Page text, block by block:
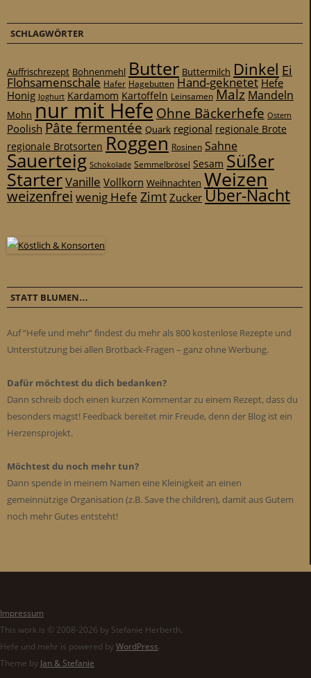
SCHLAGWÖRTER
Auffrischrezept Bohnenmehl Butter Buttermilch Dinkel Ei
Flohsamenschale Hafer Hagebutten Hand-geknetet Hefe
Honig Joghurt Kardamom Kartoffeln Leinsamen Malz Mandeln
Mohn nur mit Hefe Ohne Bäckerhefe Ostern
Poolish Pâte fermentée Quark regional regionale Brote
regionale Brotsorten Roggen Rosinen Sahne
Sauerteig Schokolade Semmelbrösel Sesam Süßer
StarterVanille Vollkorn Weihnachten Weizen
weizenfrei wenig Hefe ZimtZuckerÜber-Nacht
STATT BLUMEN…
Auf “Hefe und mehr” findest du mehr als 800 kostenlose Rezepte und
Unterstützung bei allen Brotback-Fragen – ganz ohne Werbung.
Dafür möchtest du dich bedanken?
Dann schreib doch einen kurzen Kommentar zu einem Rezept, dass du
besonders magst! Feedback bereitet mir Freude, denn der Blog ist ein
Herzensprojekt.
Möchtest du noch mehr tun?
Dann spende in meinem Namen eine Kleinigkeit an einen
gemeinnützige Organisation (z.B. Save the children), damit aus Gutem
noch mehr Gutes entsteht!
Impressum
This work is © 2008-2026 by Stefanie Herberth.
Hefe und mehr is powered byWordPress.
Theme by Jan & Stefanie